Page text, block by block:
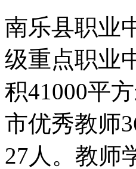
南乐县职业
级重点职业
积41000平
市优秀教师
27人。教师